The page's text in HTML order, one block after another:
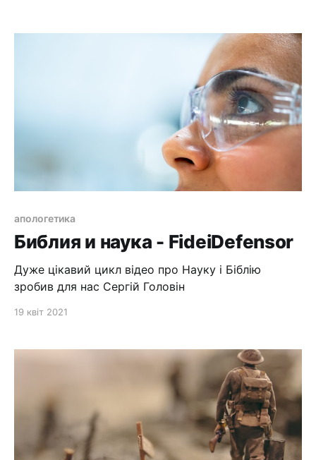
апологетика
Библия и наука - FideiDefensor
Дуже цікавий цикл відео про Науку і Біблію
зробив для нас Сергій Головін
19 квіт 2021